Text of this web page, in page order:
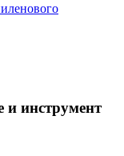
и инструмент